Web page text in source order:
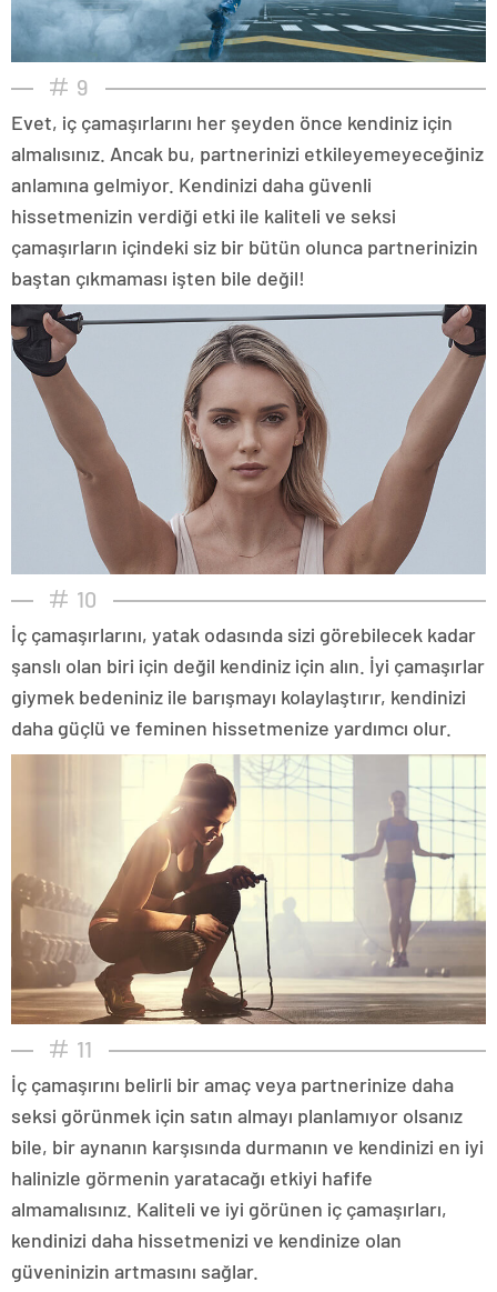
9
Evet, iç çamaşırlarını her şeyden önce kendiniz için
almalısınız. Ancak bu, partnerinizi etkileyemeyeceğiniz
anlamına gelmiyor. Kendinizi daha güvenli
hissetmenizin verdiği etki ile kaliteli ve seksi
çamaşırların içindeki siz bir bütün olunca partnerinizin
baştan çıkmaması işten bile değil!
10
İç çamaşırlarını, yatak odasında sizi görebilecek kadar
şanslı olan biri için değil kendiniz için alın. İyi çamaşırlar
giymek bedeniniz ile barışmayı kolaylaştırır, kendinizi
daha güçlü ve feminen hissetmenize yardımcı olur.
11
İç çamaşırını belirli bir amaç veya partnerinize daha
seksi görünmek için satın almayı planlamıyor olsanız
bile, bir aynanın karşısında durmanın ve kendinizi en iyi
halinizle görmenin yaratacağı etkiyi hafife
almamalısınız. Kaliteli ve iyi görünen iç çamaşırları,
kendinizi daha hissetmenizi ve kendinize olan
güveninizin artmasını sağlar.